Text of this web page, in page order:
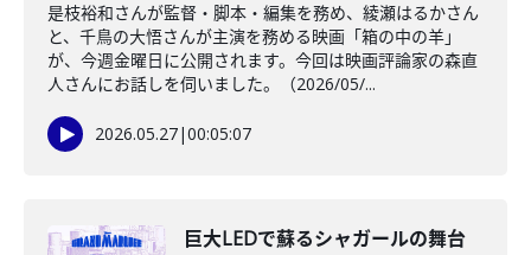
是枝裕和さんが監督・脚本・編集を務め、綾瀬はるかさん
と、千鳥の大悟さんが主演を務める映画「箱の中の羊」
が、今週金曜日に公開されます。今回は映画評論家の森直
人さんにお話しを伺いました。（2026/05/...
2026.05.27|00:05:07
️巨大LEDで蘇るシャガールの舞台